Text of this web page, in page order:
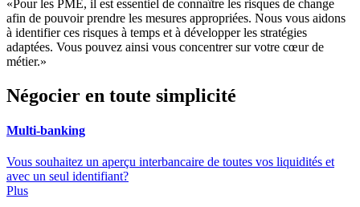
«Pour les PME, il est essentiel de connaître les risques de change
afin de pouvoir prendre les mesures appropriées. Nous vous aidons
à identifier ces risques à temps et à développer les stratégies
adaptées. Vous pouvez ainsi vous concentrer sur votre cœur de
métier.»
Négocier en toute simplicité
Multi-banking
Vous souhaitez un aperçu interbancaire de toutes vos liquidités et
avec un seul identifiant?
Plus